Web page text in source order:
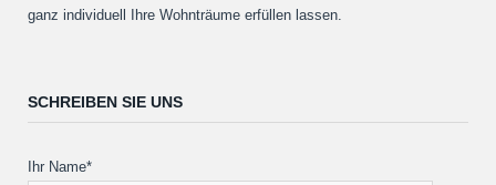
ganz individuell Ihre Wohnträume erfüllen lassen.
SCHREIBEN SIE UNS
Ihr Name*